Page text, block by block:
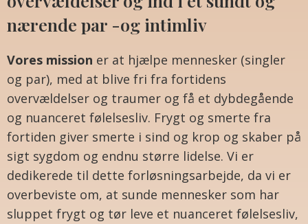
nærende par -og intimliv
Vores mission er at hjælpe mennesker (singler
og par), med at blive fri fra fortidens
overvældelser og traumer og få et dybdegående
og nuanceret følelsesliv. Frygt og smerte fra
fortiden giver smerte i sind og krop og skaber på
sigt sygdom og endnu større lidelse. Vi er
dedikerede til dette forløsningsarbejde, da vi er
overbeviste om, at sunde mennesker som har
sluppet frygt og tør leve et nuanceret følelsesliv,